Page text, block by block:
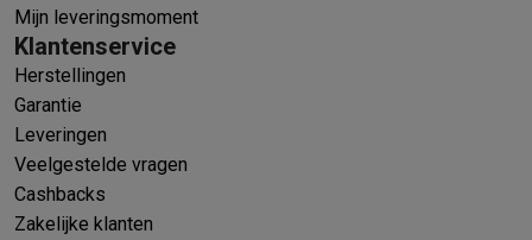
Mijn leveringsmoment
Klantenservice
Herstellingen
Garantie
Leveringen
Veelgestelde vragen
Cashbacks
Zakelijke klanten